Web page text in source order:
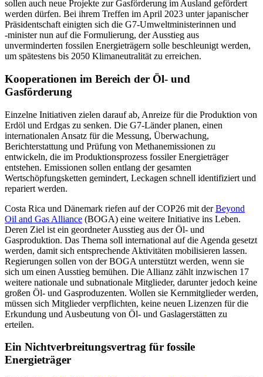
sollen auch neue Projekte zur Gas­förderung im Ausland gefördert
werden dürfen. Bei ihrem Treffen im April 2023 unter japanischer
Präsidentschaft einig­ten sich die G7-Umweltministerinnen und
‑minister nun auf die Formulierung, der Ausstieg aus
unverminderten fossilen Energieträgern solle beschleunigt werden,
um spätestens bis 2050 Klimaneutralität zu erreichen.
Kooperationen im Bereich der Öl‑ und
Gasförderung
Einzelne Initiativen zielen darauf ab, Anreize für die Produktion von
Erdöl und Erdgas zu senken. Die G7-Länder planen, einen
internationalen Ansatz für die Messung, Überwachung,
Berichterstattung und Prüfung von Methanemissionen zu
entwickeln, die im Produktionsprozess fossiler Energieträger
entstehen. Emissionen sollen entlang der gesamten
Wertschöpfungsketten gemindert, Leckagen schnell identifiziert und
repariert werden.
Costa Rica und Dänemark riefen auf der COP26 mit derBeyond
Oil and Gas Alliance (BOGA) eine weitere Initiative ins Leben.
Deren Ziel ist ein geordneter Ausstieg aus der Öl- und
Gasproduktion. Das Thema soll international auf die Agenda gesetzt
wer­den, damit sich entsprechende Aktivitäten mobilisieren lassen.
Regierungen sollen von der BOGA unterstützt werden, wenn sie
sich um einen Ausstieg bemühen. Die Alli­anz zählt inzwischen 17
weitere nationale und subnationale Mitglieder, darunter je­doch keine
großen Öl- und Gasproduzen­ten. Wollen sie Kernmitglieder werden,
müssen sich Mitglieder verpflichten, keine neuen Lizenzen für die
Erkundung und Ausbeutung von Öl- und Gaslagerstätten zu
erteilen.
Ein Nichtverbreitungsvertrag für fossile
Energieträger